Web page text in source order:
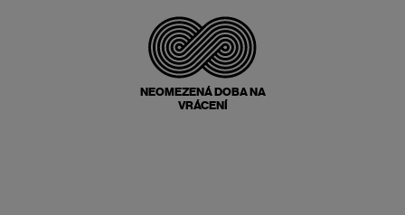
NEOMEZENÁ DOBA NA
VRÁCENÍ